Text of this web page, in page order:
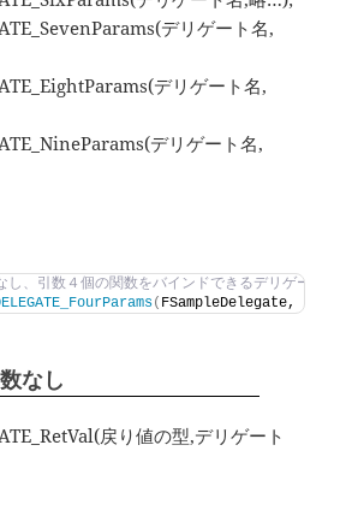
デリゲート名,
デリゲート名,
デリゲート名,
、引数４個の関数をバインドできるデリゲートの
( FSampleDelegate,
なし
戻り値の型,デリゲート